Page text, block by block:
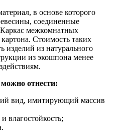
в основе которого
соединенные
межкомнатных
Стоимость таких
изделий из натурального
из экошпона менее
отнести:
вид, имитирующий массив
влагостойкость;